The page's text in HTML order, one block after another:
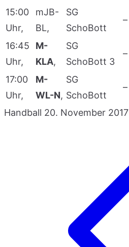
15:00
Uhr,
mJB-
BL,
SG
SchoBott
–
16:45
Uhr,
M-
KLA,
SG
SchoBott 3
–
17:00
Uhr,
M-
WL-N,
SG
SchoBott
–
Handball 20. November 2017